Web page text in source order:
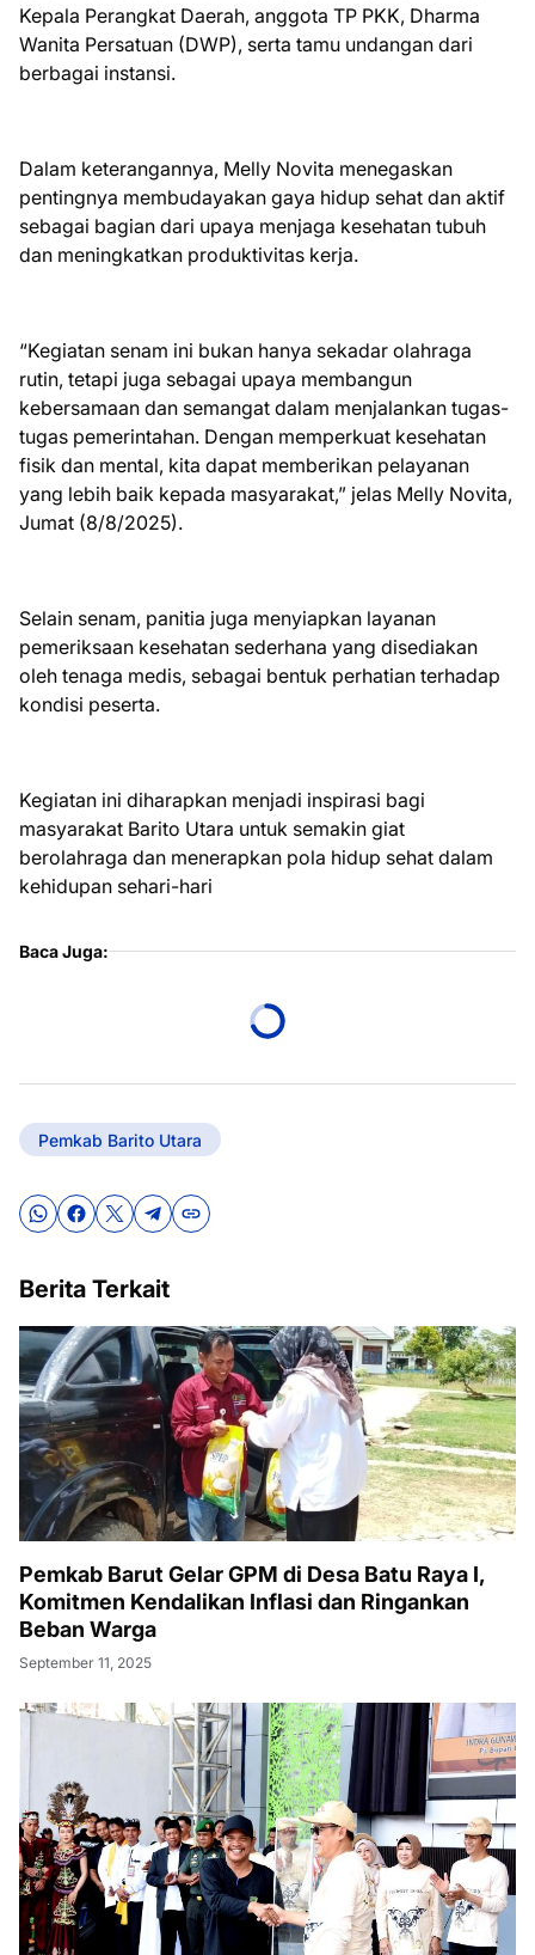
Kepala Perangkat Daerah, anggota TP PKK, Dharma
Wanita Persatuan (DWP), serta tamu undangan dari
berbagai instansi.
Dalam keterangannya, Melly Novita menegaskan
pentingnya membudayakan gaya hidup sehat dan aktif
sebagai bagian dari upaya menjaga kesehatan tubuh
dan meningkatkan produktivitas kerja.
“Kegiatan senam ini bukan hanya sekadar olahraga
rutin, tetapi juga sebagai upaya membangun
kebersamaan dan semangat dalam menjalankan tugas-
tugas pemerintahan. Dengan memperkuat kesehatan
fisik dan mental, kita dapat memberikan pelayanan
yang lebih baik kepada masyarakat,” jelas Melly Novita,
Jumat (8/8/2025).
Selain senam, panitia juga menyiapkan layanan
pemeriksaan kesehatan sederhana yang disediakan
oleh tenaga medis, sebagai bentuk perhatian terhadap
kondisi peserta.
Kegiatan ini diharapkan menjadi inspirasi bagi
masyarakat Barito Utara untuk semakin giat
berolahraga dan menerapkan pola hidup sehat dalam
kehidupan sehari-hari
Baca Juga:
Pemkab Barito Utara
Berita Terkait
Pemkab Barut Gelar GPM di Desa Batu Raya I,
Komitmen Kendalikan Inflasi dan Ringankan
Beban Warga
September 11, 2025